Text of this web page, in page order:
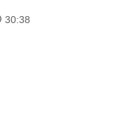
30:38